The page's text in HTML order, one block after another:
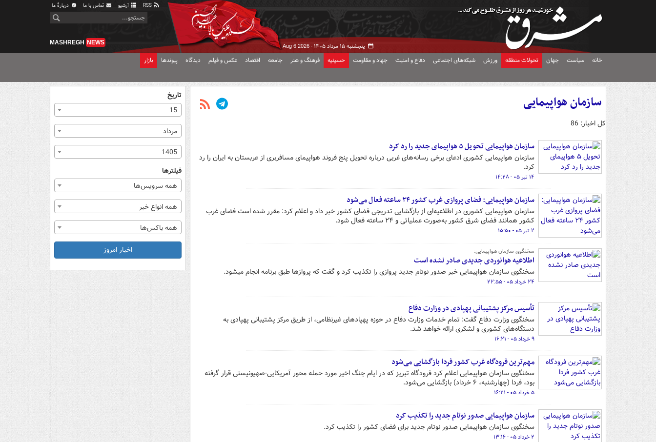
آرشیو تماس با ما دربارهٔ ما
پنجشنبه ۱۵ مرداد ۱۴۰۵ - Aug 6 2026
MASHREGH NEWS
خانه سیاست جهان تحولات منطقه ورزش شبکه‌های اجتماعی دفاع و امنیت جهاد و مقاومت حسینیه فرهنگ و هنر جامعه اقتصاد عکس و فیلم دیدگاه پیوندها بازار
سازمان هواپیمایی
کل اخبار: 86
سازمان هواپیمایی تحویل ۵ هواپیمای جدید را رد کرد
سازمان هواپیمایی کشوری ادعای برخی رسانه‌های غربی درباره تحویل پنج فروند هواپیمای مسافربری از عربستان به ایران را رد
کرد.
۱۴ تیر ۰۵ - ۱۴:۲۸
سازمان هواپیمایی: فضای پروازی غرب کشور ۲۴ ساعته فعال می‌شود
سازمان هواپیمایی کشوری در اطلاعیه‌ای از بازگشایی تدریجی فضای کشور خبر داد و اعلام کرد: مقرر شده است فضای غرب
کشور همانند فضای شرق کشور به‌صورت عملیاتی و ۲۴ ساعته فعال شود.
۲ تیر ۰۵ - ۱۵:۵۰
سخنگوی سازمان هواپیمایی:
اطلاعیه هوانوردی جدیدی صادر نشده است
سخنگوی سازمان هواپیمایی خبر صدور نوتام جدید پروازی را تکذیب کرد و گفت که پروازها طبق برنامه انجام میشود.
۲۴ خرداد ۰۵ - ۲۲:۵۵
تأسیس مرکز پشتیبانی پهپادی در وزارت دفاع
سخنگوی وزارت دفاع گفت: تمام خدمات وزارت دفاع در حوزه پهپادهای غیرنظامی، از طریق مرکز پشتیبانی پهپادی به
دستگاه‌های کشوری و لشکری ارائه خواهد شد.
۹ خرداد ۰۵ - ۱۶:۲۱
مهم‌ترین فرودگاه غرب کشور فردا بازگشایی می‌شود
سخنگوی سازمان هواپیمایی اعلام کرد فرودگاه تبریز که در ایام جنگ اخیر مورد حمله محور آمریکایی-صهیونیستی قرار گرفته
بود، فردا (چهارشنبه، ۶ خرداد) بازگشایی می‌شود.
۵ خرداد ۰۵ - ۱۶:۲۱
سازمان هواپیمایی صدور نوتام جدید را تکذیب کرد
سخنگوی سازمان هواپیمایی صدور نوتام جدید برای فضای کشور را تکذیب کرد.
۲ خرداد ۰۵ - ۱۳:۱۶
تاریخ
15
مرداد
1405
فیلترها
همه سرویس‌ها
همه انواع خبر
همه باکس‌ها
اخبار امروز